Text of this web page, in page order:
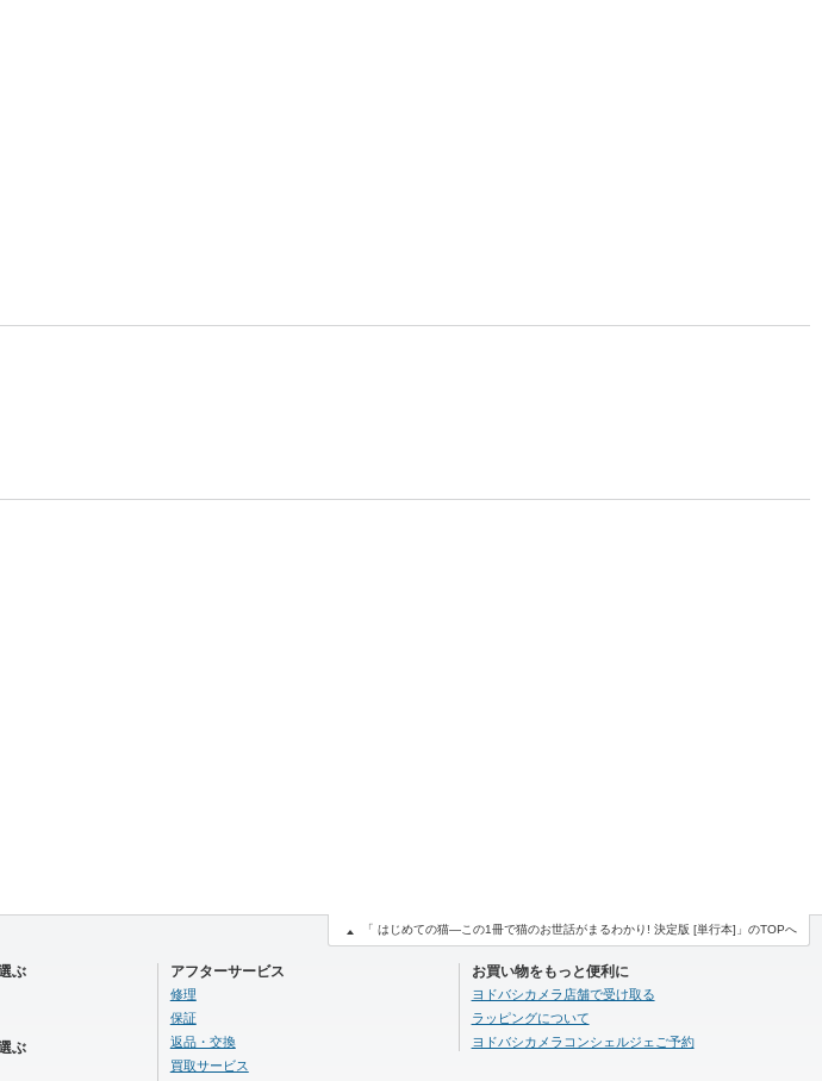
ぶ
ぶ
アフターサービス
修理
保証
返品・交換
買取サービス
お買い物をもっと便利に
ヨドバシカメラ店舗で受け取る
ラッピングについて
ヨドバシカメラコンシェルジェご予約
「 はじめての猫―この1冊で猫のお世話がまるわかり! 決定版 [単行本]」のTOPへ